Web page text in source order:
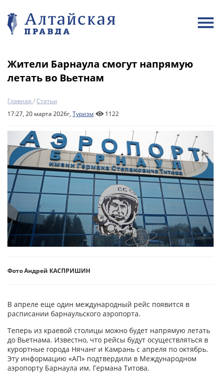
Жители Барнаула смогут напрямую
летать во Вьетнам
Главная /Статьи
17:27, 20 марта 2026г, Туризм 1122
Фото Андрей КАСПРИШИН
В апреле еще один международный рейс появится в
расписании барнаульского аэропорта.
Теперь из краевой столицы можно будет напрямую летать
до Вьетнама. Известно, что рейсы будут осуществляться в
курортные города Нячанг и Камрань с апреля по октябрь.
Эту информацию «АП» подтвердили в Международном
аэропорту Барнаула им. Германа Титова.